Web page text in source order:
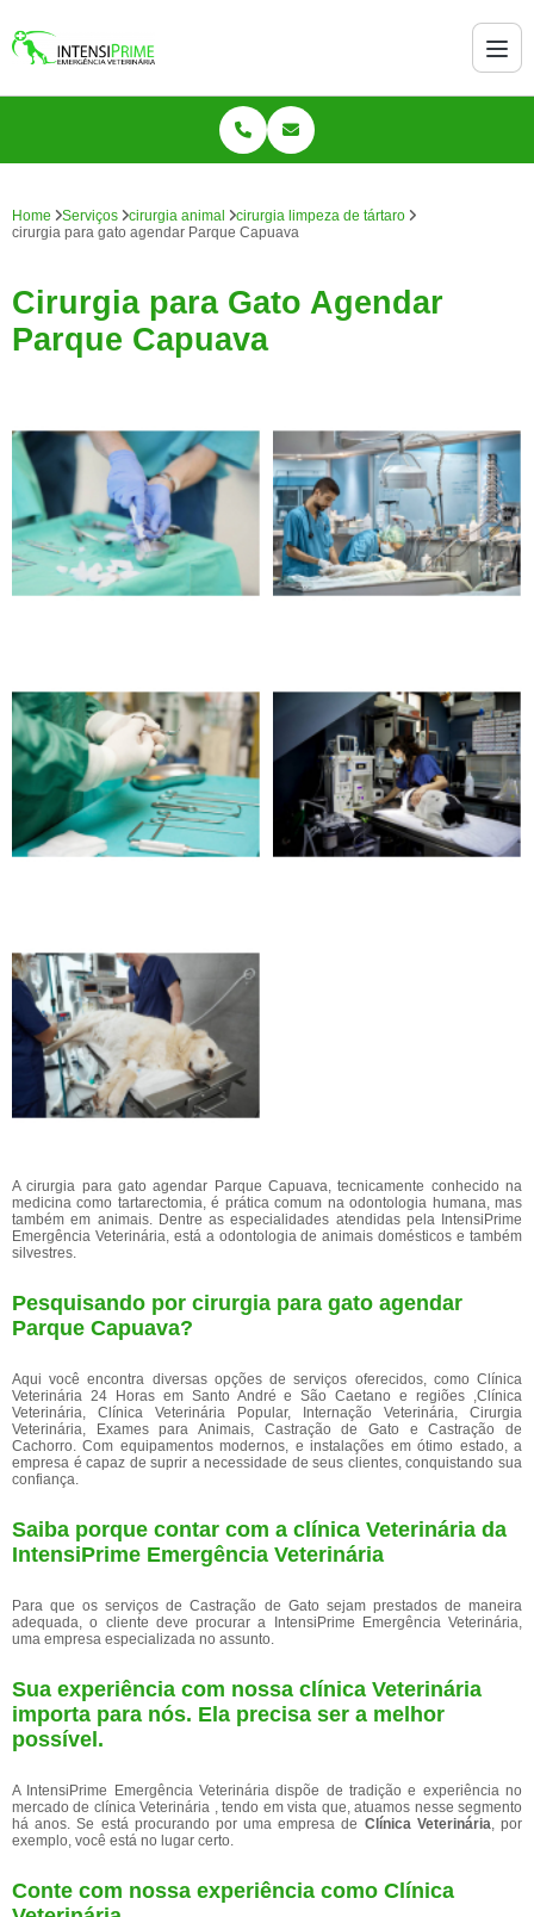
Home Serviços cirurgia animal
cirurgia limpeza de tártaro
cirurgia para gato agendar Parque Capuava
Cirurgia para Gato Agendar
Parque Capuava
A cirurgia para gato agendar Parque Capuava, tecnicamente conhecido na
medicina como tartarectomia, é prática comum na odontologia humana, mas
também em animais. Dentre as especialidades atendidas pela IntensiPrime
Emergência Veterinária, está a odontologia de animais domésticos e também
silvestres.
Pesquisando por cirurgia para gato agendar
Parque Capuava?
Aqui você encontra diversas opções de serviços oferecidos, como Clínica
Veterinária 24 Horas em Santo André e São Caetano e regiões ,Clínica
Veterinária, Clínica Veterinária Popular, Internação Veterinária, Cirurgia
Veterinária, Exames para Animais, Castração de Gato e Castração de
Cachorro. Com equipamentos modernos, e instalações em ótimo estado, a
empresa é capaz de suprir a necessidade de seus clientes, conquistando sua
confiança.
Saiba porque contar com a clínica Veterinária da
IntensiPrime Emergência Veterinária
Para que os serviços de Castração de Gato sejam prestados de maneira
adequada, o cliente deve procurar a IntensiPrime Emergência Veterinária,
uma empresa especializada no assunto.
Sua experiência com nossa clínica Veterinária
importa para nós. Ela precisa ser a melhor
possível.
A IntensiPrime Emergência Veterinária dispõe de tradição e experiência no
mercado de clínica Veterinária , tendo em vista que, atuamos nesse segmento
há anos. Se está procurando por uma empresa de Clínica Veterinária, por
exemplo, você está no lugar certo.
Conte com nossa experiência como Clínica